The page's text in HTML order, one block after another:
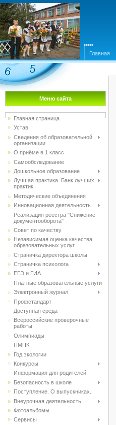
Главная
Меню сайта
Главная страница
Устав
Сведения об образовательной
организации
О приёме в 1 класс
Самообследование
Дошкольное образование
Лучшая практика. Банк лучших
практик
Методические объединения
Инновационная деятельность
Реализация реестра "Снижение
документооборота"
Совет по качеству
Независимая оценка качества
образовательных услуг
Страничка директора школы
Страничка психолога
ЕГЭ и ГИА
Платные образовательные услуги
Электронный журнал
Профстандарт
Доступная среда
Всероссийские проверочные
работы
Олимпиады
ПМПК
Год экологии
Конкурсы
Информация для родителей
Безопасность в школе
Поступление. О выпускниках.
Внеурочная деятельность
Фотоальбомы
Сервисы